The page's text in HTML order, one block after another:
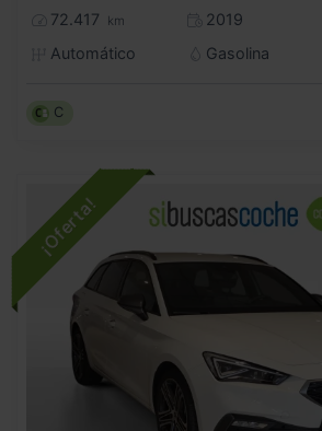
72.417 km
2019
Automático
Gasolina
C